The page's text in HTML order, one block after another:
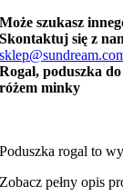
Może szukasz
Skontaktuj się z
Rogal, poduszka
różem minky
Poduszka rogal to
Zobacz pełny opis